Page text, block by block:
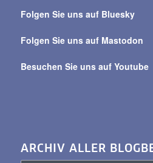
Folgen Sie uns auf Bluesky
Folgen Sie uns auf Mastodon
Besuchen Sie uns auf Youtube
ARCHIV ALLER